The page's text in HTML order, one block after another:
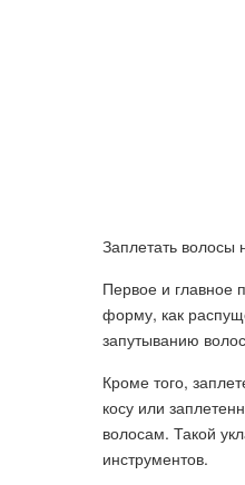
Заплетать волосы
Первое и главное
форму, как
запутыванию
Кроме того,
косу или
волосам. Такой
инструментов.